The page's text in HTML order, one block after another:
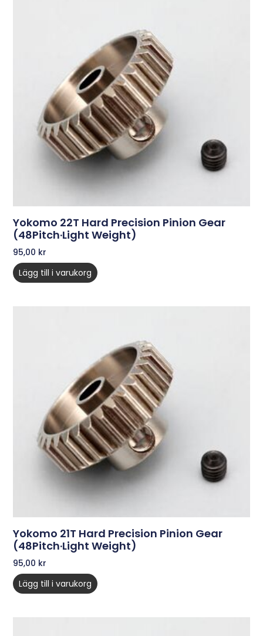
Yokomo 22T Hard Precision Pinion Gear
(48Pitch·Light Weight)
95,00 kr
Lägg till i varukorg
Yokomo 21T Hard Precision Pinion Gear
(48Pitch·Light Weight)
95,00 kr
Lägg till i varukorg